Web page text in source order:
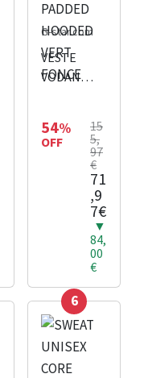
G-star.com
VESTE
VODAN
VERT
54%
OFF
15
5,
97
€
71
,9
7€
▼
84,
00
€
6